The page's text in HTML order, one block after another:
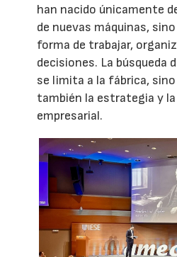
han nacido únicamente
de nuevas máquinas,
forma de trabajar,
decisiones. La búsqueda
se limita a la fábrica, sino
también la estrategia y
empresarial.